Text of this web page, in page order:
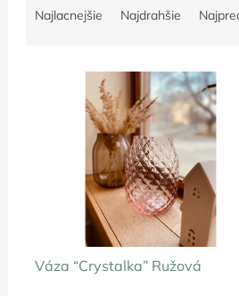
Najlacnejšie Najdrahšie
Váza “Crystalka” Ružová